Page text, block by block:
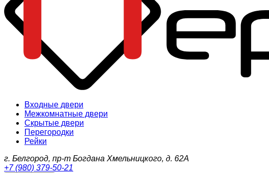
Входные двери
Межкомнатные двери
Скрытые двери
Перегородки
Рейки
г. Белгород, пр-т Богдана Хмельницкого, д. 62А
+7 (980) 379-50-21